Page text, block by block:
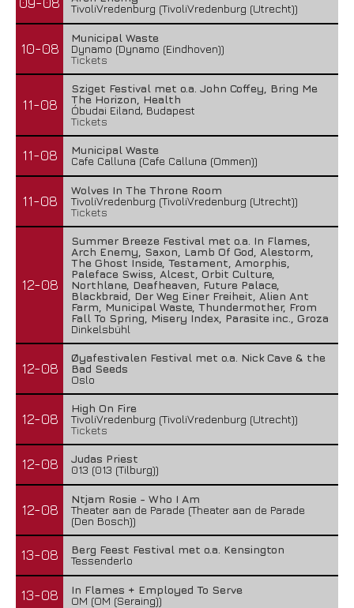
TivoliVredenburg (TivoliVredenburg (Utrecht))
10-08
Municipal Waste
Dynamo (Dynamo (Eindhoven))
Tickets
11-08
Sziget Festival met o.a. John Coffey, Bring Me
The Horizon, Health
Óbudai Eiland, Budapest
Tickets
11-08
Municipal Waste
Cafe Calluna (Cafe Calluna (Ommen))
11-08
Wolves In The Throne Room
TivoliVredenburg (TivoliVredenburg (Utrecht))
Tickets
12-08
Summer Breeze Festival met o.a. In Flames,
Arch Enemy, Saxon, Lamb Of God, Alestorm,
The Ghost Inside, Testament, Amorphis,
Paleface Swiss, Alcest, Orbit Culture,
Northlane, Deafheaven, Future Palace,
Blackbraid, Der Weg Einer Freiheit, Alien Ant
Farm, Municipal Waste, Thundermother, From
Fall To Spring, Misery Index, Parasite inc., Groza
Dinkelsbühl
12-08
Øyafestivalen Festival met o.a. Nick Cave & the
Bad Seeds
Oslo
12-08
High On Fire
TivoliVredenburg (TivoliVredenburg (Utrecht))
Tickets
12-08
Judas Priest
013 (013 (Tilburg))
12-08
Ntjam Rosie - Who I Am
Theater aan de Parade (Theater aan de Parade
(Den Bosch))
13-08
Berg Feest Festival met o.a. Kensington
Tessenderlo
13-08
In Flames + Employed To Serve
OM (OM (Seraing))